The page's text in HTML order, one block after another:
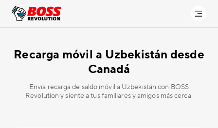
Recarga móvil a Uzbekistán desde
Canadá
Envía recarga de saldo móvil a Uzbekistán con BOSS
Revolution y siente a tus familiares y amigos más cerca.